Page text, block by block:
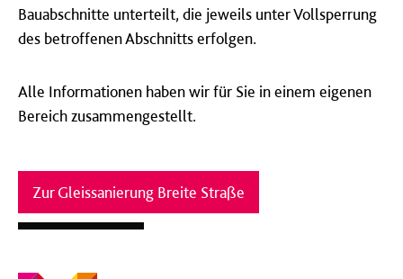
Bauabschnitte unterteilt, die jeweils unter Vollsperrung
des betroffenen Abschnitts erfolgen.
Alle Informationen haben wir für Sie in einem eigenen
Bereich zusammengestellt.
Zur Gleissanierung Breite Straße